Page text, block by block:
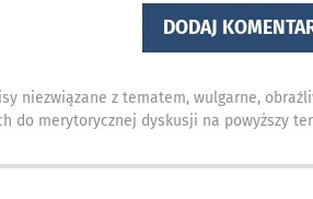
DODAJ
niezwiązane z tematem, wulgarne,
do merytorycznej dyskusji na powyższy